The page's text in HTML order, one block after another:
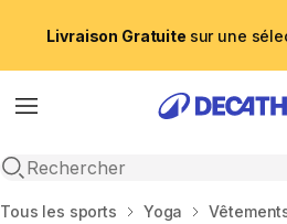
Livraison Gratuite sur une
Menu
Recherche ouverte
Accueil
Tous les sports Yoga